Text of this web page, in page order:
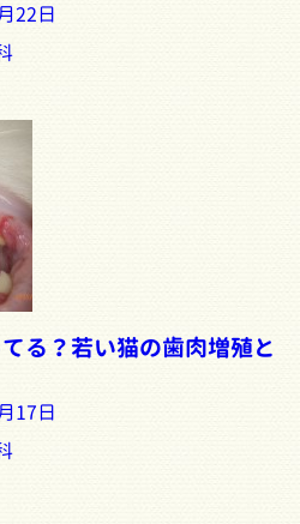
22日
る？若い猫の歯肉増殖と
17日